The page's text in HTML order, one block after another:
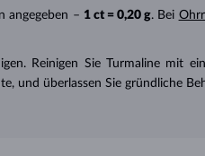
angegeben – 1 ct = 0,20 g. Bei
Reinigen Sie Turmaline mit
und überlassen Sie gründliche